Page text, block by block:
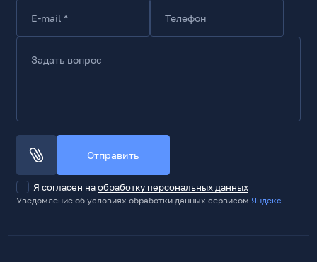
E-mail * Телефон
Задать вопрос
Отправить
Я согласен наобработку персональных данных
Уведомление об условиях обработки данных сервисом Яндекс